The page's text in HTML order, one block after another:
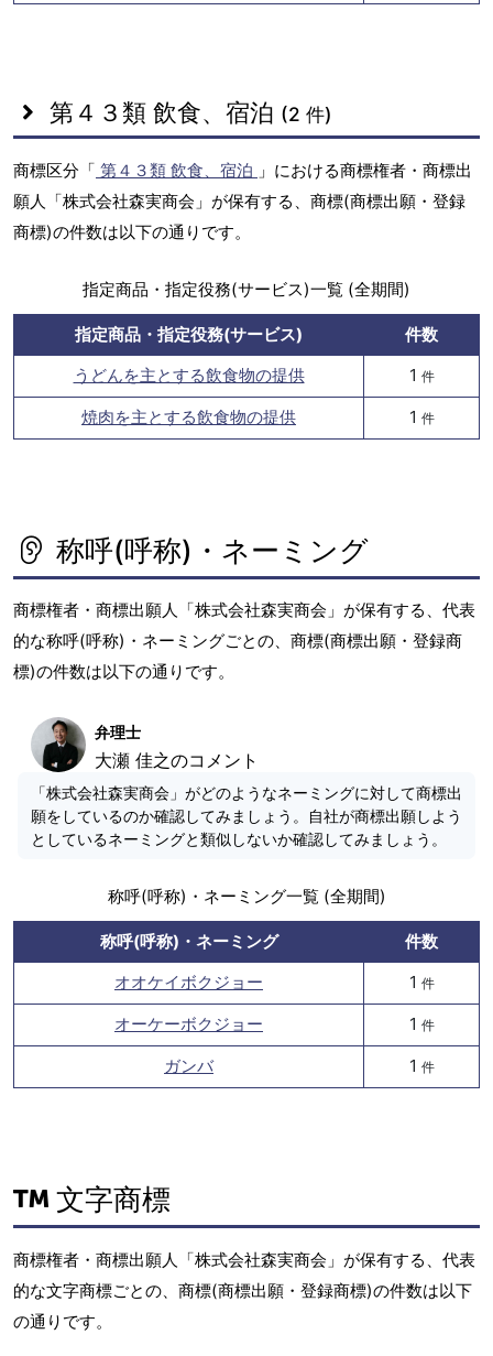
第４３類 飲食、宿泊 (2 件)
商標区分「 第４３類 飲食、宿泊 」における商標権者・商標出
願人「株式会社森実商会」が保有する、商標(商標出願・登録
商標)の件数は以下の通りです。
指定商品・指定役務(サービス)一覧 (全期間)
指定商品・指定役務(サービス)
件数
うどんを主とする飲食物の提供
1 件
焼肉を主とする飲食物の提供 1 件
称呼(呼称)・ネーミング
商標権者・商標出願人「株式会社森実商会」が保有する、代表
的な称呼(呼称)・ネーミングごとの、商標(商標出願・登録商
標)の件数は以下の通りです。
弁理士
大瀬 佳之のコメント
「株式会社森実商会」がどのようなネーミングに対して商標出
願をしているのか確認してみましょう。自社が商標出願しよう
としているネーミングと類似しないか確認してみましょう。
称呼(呼称)・ネーミング一覧 (全期間)
称呼(呼称)・ネーミング
件数
オオケイボクジョー
1 件
オーケーボクジョー 1 件
ガンバ 1 件
文字商標
商標権者・商標出願人「株式会社森実商会」が保有する、代表
的な文字商標ごとの、商標(商標出願・登録商標)の件数は以下
の通りです。